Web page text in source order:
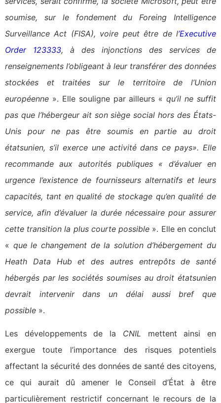
soumise, sur le fondement du Foreing Intelligence
Surveillance Act (FISA), voire peut être de l’Executive
Order 123333, à des injonctions des services de
renseignements l’obligeant à leur transférer des données
stockées et traitées sur le territoire de l’Union
européenne ». Elle souligne par ailleurs «qu’il ne suffit
pas que l’hébergeur ait son siège social hors des États-
Unis pour ne pas être soumis en partie au droit
étatsunien, s’il exerce une activité dans ce pays». Elle
recommande aux autorités publiques « d’évaluer en
urgence l’existence de fournisseurs alternatifs et leurs
capacités, tant en qualité de stockage qu’en qualité de
service, afin d’évaluer la durée nécessaire pour assurer
cette transition la plus courte possible ». Elle en conclut
« que le changement de la solution d’hébergement du
Heath Data Hub et des autres entrepôts de santé
hébergés par les sociétés soumises au droit étatsunien
devrait intervenir dans un délai aussi bref que
possible ».
Les développements de la CNIL mettent ainsi en
exergue toute l’importance des risques potentiels
affectant la sécurité des données de santé des citoyens,
ce qui aurait dû amener le Conseil d’État à être
particulièrement restrictif concernant le recours de la